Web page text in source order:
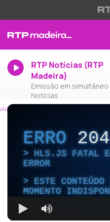
RTP Notícias (RTP
Madeira)
Emissão em simultâneo
Notícias
ERRO204
HLS.JS FATAL
ERROR
ESTE
MOMENTO